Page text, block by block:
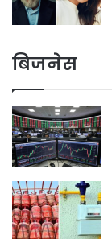
बिजनेस